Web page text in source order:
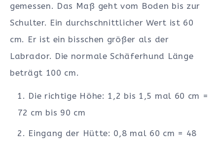
gemessen. Das Maß geht vom Boden bis zur
Schulter. Ein durchschnittlicher Wert ist 60
cm. Er ist ein bisschen größer als der
Labrador. Die normale Schäferhund Länge
beträgt 100 cm.
Die richtige Höhe: 1,2 bis 1,5 mal 60 cm =
72 cm bis 90 cm
Eingang der Hütte: 0,8 mal 60 cm = 48